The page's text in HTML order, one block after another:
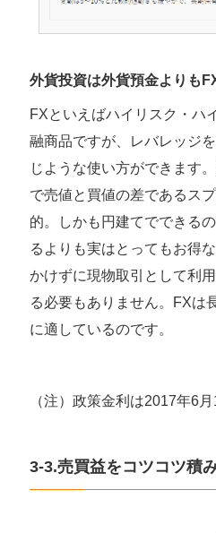
外貨投資は外貨預金よりも
FXといえばハイリスク・ハ
融商品ですが、レバレッジ
じような使い方ができます
で売値と買値の差であるス
的。しかも円建てでできる
るよりも実はとってもお得
かけずに現物取引として利
る必要もありません。FXは
に適しているのです。
（注）政策金利は2017年6月
3-3.売買益をコツコツ積